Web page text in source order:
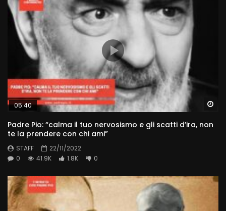
05:40
Padre Pio: “calma il tuo nervosismo e gli scatti d’ira, non
te la prendere con chi ami”
STAFF
22/11/2022
0
41.9K 1.8K 0